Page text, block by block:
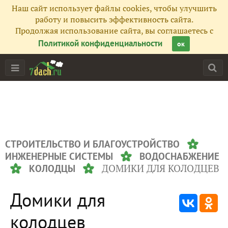
Наш сайт использует файлы cookies, чтобы улучшить
работу и повысить эффективность сайта.
Продолжая использование сайта, вы соглашаетесь с
Политикой конфиденциальности
ок
СТРОИТЕЛЬСТВО И БЛАГОУСТРОЙСТВО
ИНЖЕНЕРНЫЕ СИСТЕМЫ
ВОДОСНАБЖЕНИЕ
КОЛОДЦЫ
ДОМИКИ ДЛЯ КОЛОДЦЕВ
Домики для
колодцев